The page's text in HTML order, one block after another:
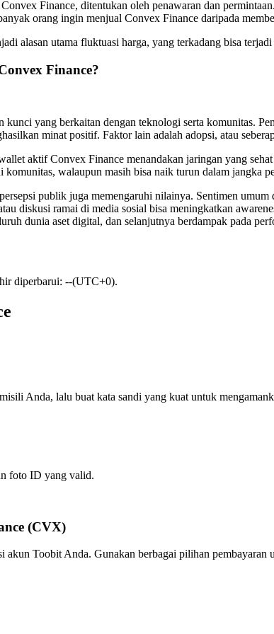
Finance, ditentukan oleh penawaran dan
orang ingin menjual Convex Finance daripada
alasan utama fluktuasi harga, yang terkadang bisa
Finance?
yang berkaitan dengan teknologi serta komunitas.
minat positif. Faktor lain adalah adopsi, atau
aktif Convex Finance menandakan jaringan yang
walaupun masih bisa naik turun dalam jangka
publik juga memengaruhi nilainya. Sentimen
diskusi ramai di media sosial bisa meningkatkan
dunia aset digital, dan selanjutnya berdampak pada
diperbarui: --(UTC+0).
Anda, lalu buat kata sandi yang kuat untuk
foto ID yang valid.
(CVX)
akun Toobit Anda. Gunakan berbagai pilihan